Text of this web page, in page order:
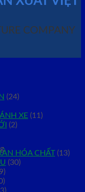
COMPANY
(24)
XE (11)
(2)
HÓA CHẤT (13)
(30)